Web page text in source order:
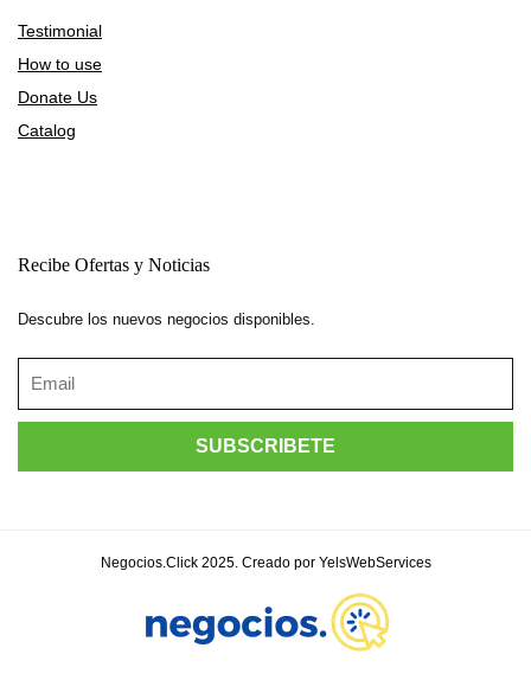
Testimonial
How to use
Donate Us
Catalog
Recibe Ofertas y Noticias
Descubre los nuevos negocios disponibles.
Negocios.Click 2025. Creado por YelsWebServices